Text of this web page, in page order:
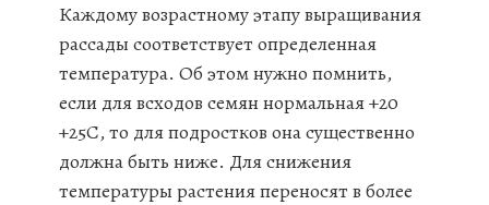
Каждому возрастному этапу выращивания
рассады соответствует определенная
температура. Об этом нужно помнить,
если для всходов семян нормальная +20
+25С, то для подростков она существенно
должна быть ниже. Для снижения
температуры растения переносят в более